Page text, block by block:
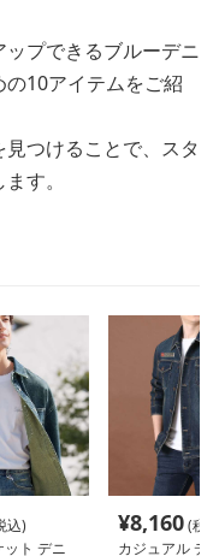
プできるブルーデニ
10アイテムをご紹
つけることで、スタ
す。
込)
ト デニ
¥8,160(税
カジュアル デ